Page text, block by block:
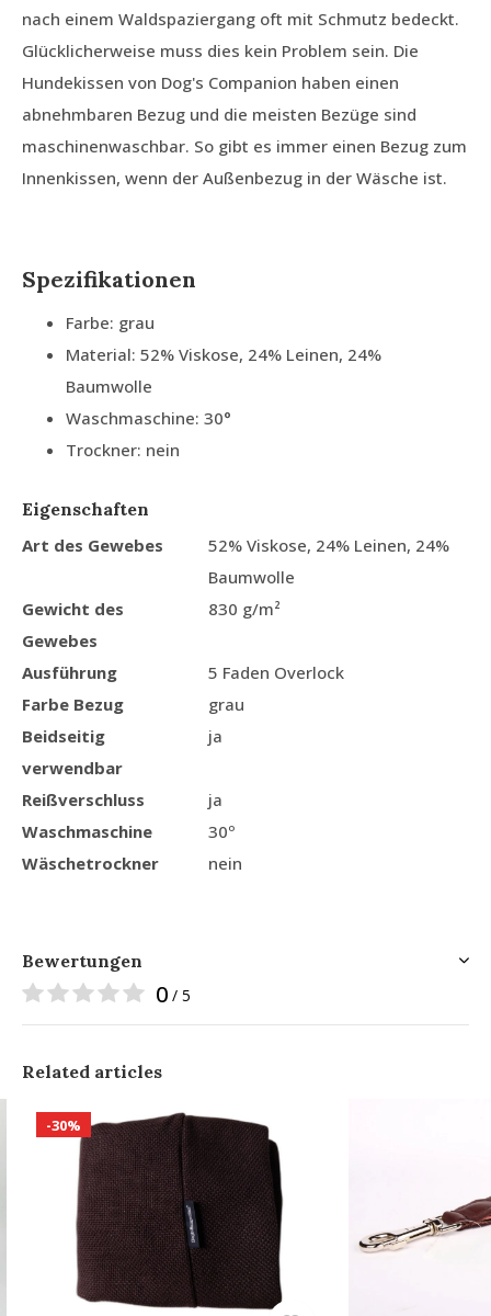
nach einem Waldspaziergang oft mit Schmutz bedeckt.
Glücklicherweise muss dies kein Problem sein. Die
Hundekissen von Dog's Companion haben einen
abnehmbaren Bezug und die meisten Bezüge sind
maschinenwaschbar. So gibt es immer einen Bezug zum
Innenkissen, wenn der Außenbezug in der Wäsche ist.
Spezifikationen
Farbe: grau
Material: 52% Viskose, 24% Leinen, 24%
Baumwolle
Waschmaschine: 30°
Trockner: nein
Eigenschaften
Art des Gewebes
52% Viskose, 24% Leinen, 24%
Baumwolle
Gewicht des
Gewebes
830 g/m²
Ausführung
5 Faden Overlock
Farbe Bezug
grau
Beidseitig
verwendbar
ja
Reißverschluss
ja
Waschmaschine
30º
Wäschetrockner
nein
Bewertungen
0 / 5
Related articles
-30%